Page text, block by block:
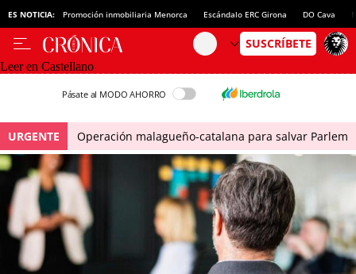
ES NOTICIA: Promoción inmobiliaria Menorca Escándalo ERC Girona DO Cava
Leer en Castellano
Pásate al MODO AHORRO
URGENTE Operación malagueño-catalana para salvar Parlem